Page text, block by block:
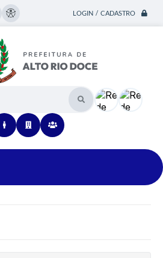
LOGIN / CADASTRO